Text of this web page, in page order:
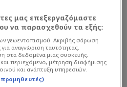
συνέντευξης Τύπου μετά
εναντίον του
των
στον τρόπο με τον
μας επεξεργαζόμαστε
να παρασχεθούν τα εξής:
γεωεντοπισμού. Ακριβής σάρωση
αναγνώριση ταυτότητας.
στα δεδομένα μιας συσκευής.
περιεχόμενο, μέτρηση διαφήμισης
και ανάπτυξη υπηρεσιών.